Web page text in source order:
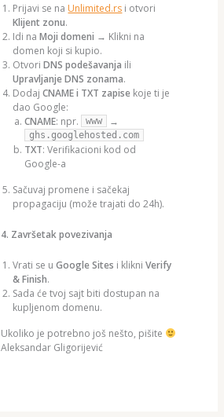
Prijavi se na Unlimited.rs i otvori
Klijent zonu.
Idi naMoji domeni → Klikni na
domen koji si kupio.
OtvoriDNS podešavanja ili
Upravljanje DNS zonama.
DodajCNAME i TXT zapise koje ti je
dao Google:
CNAME: npr. www →
ghs.googlehosted.com
TXT: Verifikacioni kod od
Google-a
Sačuvaj promene i sačekaj
propagaciju (može trajati do 24h).
4. Završetak povezivanja
Vrati se uGoogle Sites i klikniVerify
& Finish.
Sada će tvoj sajt biti dostupan na
kupljenom domenu.
Ukoliko je potrebno još nešto, pišite
Aleksandar Gligorijević